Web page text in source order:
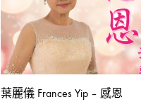
2020-
02-
0
葉麗儀 Frances Yip – 感恩